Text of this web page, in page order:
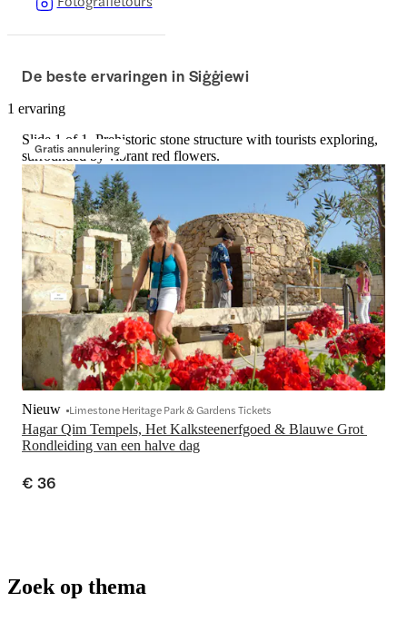
De beste ervaringen in Siġġiewi
1 ervaring
Gratis annulering
Slide 1 of 1, Prehistoric stone structure with tourists exploring,
surrounded by vibrant red flowers.
Hagar Qim Tempels, Het Kalksteenerfgoed & Blauwe Grot
Rondleiding van een halve dag
Nieuw Limestone Heritage Park & Gardens Tickets
€ 36
Zoek op thema